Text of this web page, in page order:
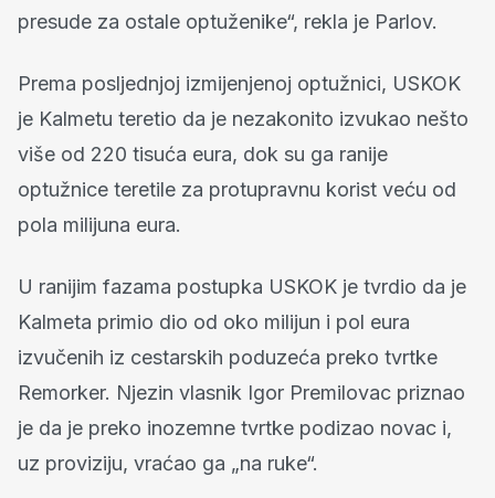
presude za ostale optuženike“, rekla je Parlov.
Prema posljednjoj izmijenjenoj optužnici, USKOK
je Kalmetu teretio da je nezakonito izvukao nešto
više od 220 tisuća eura, dok su ga ranije
optužnice teretile za protupravnu korist veću od
pola milijuna eura.
U ranijim fazama postupka USKOK je tvrdio da je
Kalmeta primio dio od oko milijun i pol eura
izvučenih iz cestarskih poduzeća preko tvrtke
Remorker. Njezin vlasnik Igor Premilovac priznao
je da je preko inozemne tvrtke podizao novac i,
uz proviziju, vraćao ga „na ruke“.